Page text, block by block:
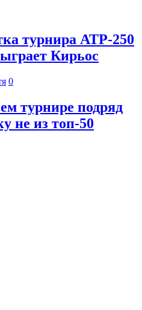
турнира ATP-250
Кирьос
0
турнире подряд
не из топ-50